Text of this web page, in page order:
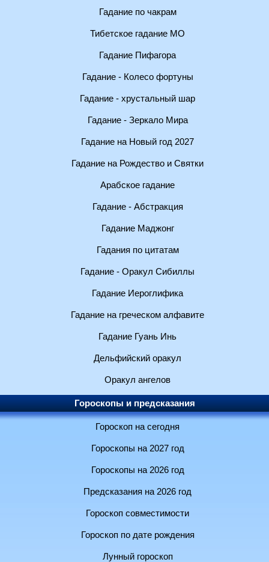
Гадание по чакрам
Тибетское гадание МО
Гадание Пифагора
Гадание - Колесо фортуны
Гадание - хрустальный шар
Гадание - Зеркало Мира
Гадание на Новый год 2027
Гадание на Рождество и Святки
Арабское гадание
Гадание - Абстракция
Гадание Маджонг
Гадания по цитатам
Гадание - Оракул Сибиллы
Гадание Иероглифика
Гадание на греческом алфавите
Гадание Гуань Инь
Дельфийский оракул
Оракул ангелов
Гороскопы и предсказания
Гороскоп на сегодня
Гороскопы на 2027 год
Гороскопы на 2026 год
Предсказания на 2026 год
Гороскоп совместимости
Гороскоп по дате рождения
Лунный гороскоп